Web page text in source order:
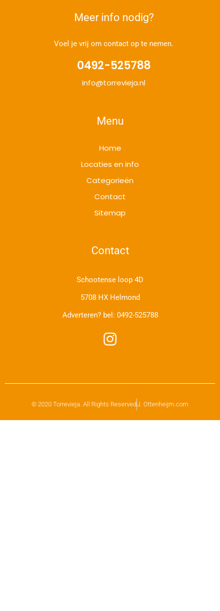
Meer info nodig?
Voel je vrij om contact op te nemen.
0492-525788
info@torrevieja.nl
Menu
Home
Locaties en info
Categorieën
Contact
Sitemap
Contact
Schootense loop 4D
5708 HX Helmond
Adverteren? bel: 0492-525788
© 2020 Torrevieja. All Rights ReservedJ. Ottenheijm.com